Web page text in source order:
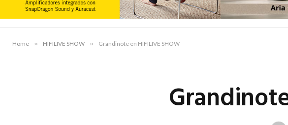
Home » HIFILIVE SHOW » Grandinote en HIFILIVE SHOW